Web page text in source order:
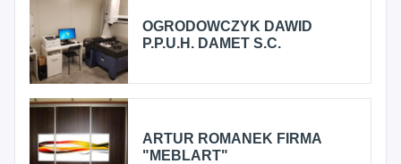
OGRODOWCZYK DAWID
P.P.U.H. DAMET S.C.
ARTUR ROMANEK FIRMA
"MEBLART"